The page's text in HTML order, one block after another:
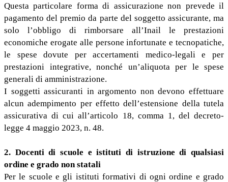
Questa particolare forma di assicurazione non prevede il
pagamento del premio da parte del soggetto assicurante, ma
solo l’obbligo di rimborsare all’Inail le prestazioni
economiche erogate alle persone infortunate e tecnopatiche,
le spese dovute per accertamenti medico-legali e per
prestazioni integrative, nonché un’aliquota per le spese
generali di amministrazione.
I soggetti assicuranti in argomento non devono effettuare
alcun adempimento per effetto dell’estensione della tutela
assicurativa di cui all’articolo 18, comma 1, del decreto-
legge 4 maggio 2023, n. 48.
2. Docenti di scuole e istituti di istruzione di qualsiasi
ordine e grado non statali
Per le scuole e gli istituti formativi di ogni ordine e grado